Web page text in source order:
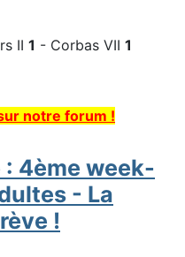
II 1 - Corbas VII 1
notre forum !
: 4ème week-
- La
!